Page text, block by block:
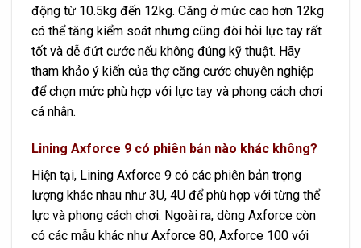
động từ 10.5kg đến 12kg. Căng ở mức cao hơn 12kg
có thể tăng kiểm soát nhưng cũng đòi hỏi lực tay rất
tốt và dễ đứt cước nếu không đúng kỹ thuật. Hãy
tham khảo ý kiến của thợ căng cước chuyên nghiệp
để chọn mức phù hợp với lực tay và phong cách chơi
cá nhân.
Lining Axforce 9 có phiên bản nào khác không?
Hiện tại, Lining Axforce 9 có các phiên bản trọng
lượng khác nhau như 3U, 4U để phù hợp với từng thể
lực và phong cách chơi. Ngoài ra, dòng Axforce còn
có các mẫu khác như Axforce 80, Axforce 100 với